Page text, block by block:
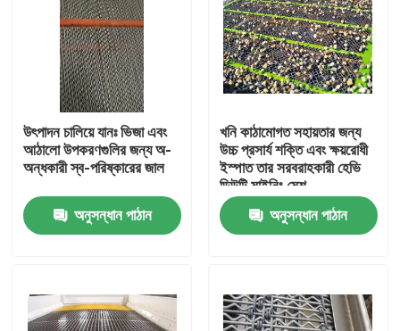
বাড়ি
উৎপাদন চালিয়ে যানঃ ভিজা এবং
আঠালো উপকরণগুলির জন্য অ-
অন্ধকারী স্ব-পরিষ্কারের জাল
অনুসন্ধান পাঠান
খনি কাঠামোগত সহায়তার জন্য
উচ্চ প্রসার্য শক্তি এবং ক্ষয়রোধী
ইস্পাত তার সরবরাহকারী হেভি
ডিউটি মাইনিং মেশ
অনুসন্ধান পাঠান